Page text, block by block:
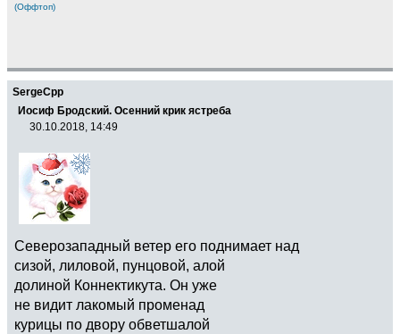
(Оффтоп)
SergeCpp
Иосиф Бродский. Осенний крик ястреба
30.10.2018, 14:49
Северозападный ветер его поднимает над
сизой, лиловой, пунцовой, алой
долиной Коннектикута. Он уже
не видит лакомый променад
курицы по двору обветшалой